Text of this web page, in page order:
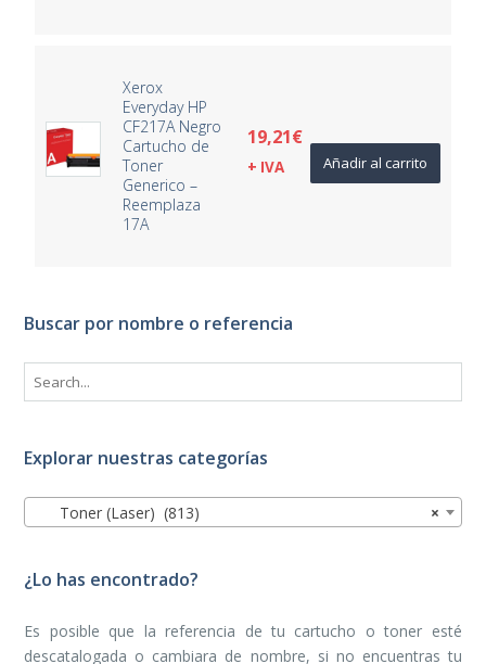
Xerox
Everyday HP
CF217A Negro
Cartucho de
Toner
Generico –
Reemplaza
17A
19,21€
+ IVA Añadir al carrito
Buscar por nombre o referencia
Explorar nuestras categorías
×
Toner (Laser) (813)
¿Lo has encontrado?
Es posible que la referencia de tu cartucho o toner esté
descatalogada o cambiara de nombre, si no encuentras tu